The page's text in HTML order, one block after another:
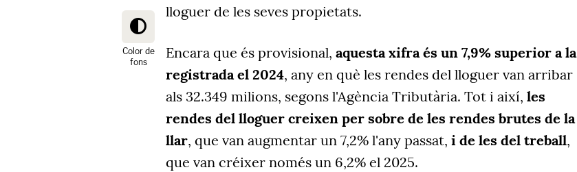
Color de
fons
lloguer de les seves propietats.
Encara que és provisional, aquesta xifra és un 7,9% superior a la
registrada el 2024, any en què les rendes del lloguer van arribar
als 32.349 milions, segons l'Agència Tributària. Tot i així, les
rendes del lloguer creixen per sobre de les rendes brutes de la
llar, que van augmentar un 7,2% l'any passat, i de les del treball,
que van créixer només un 6,2% el 2025.